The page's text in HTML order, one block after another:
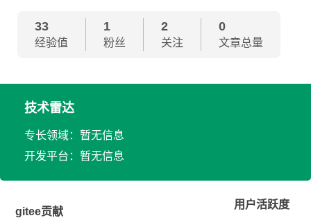
33
经验值
1
粉丝
2
关注
0
文章总量
技术雷达
专长领域：暂无信息
开发平台：暂无信息
gitee贡献
用户活跃度